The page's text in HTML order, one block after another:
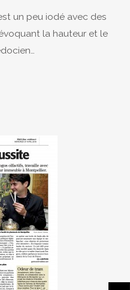
un peu iodé avec des
la hauteur et le